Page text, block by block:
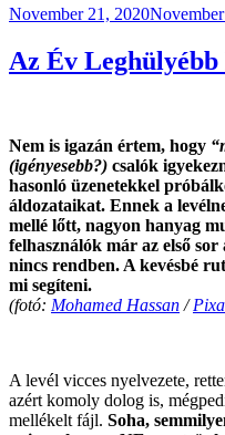
Posted
November 21, 2020
Az Év
Nem is igazán értem, hogy
(igényesebb?) csalók
hasonló üzenetekkel
áldozataikat. Ennek a
mellé lőtt, nagyon hanyag
felhasználók már az első
nincs rendben. A kevésbé
mi segíteni.
(fotó: Mohamed Hassan /
A levél vicces nyelvezete,
azért komoly dolog is,
mellékelt fájl. Soha,